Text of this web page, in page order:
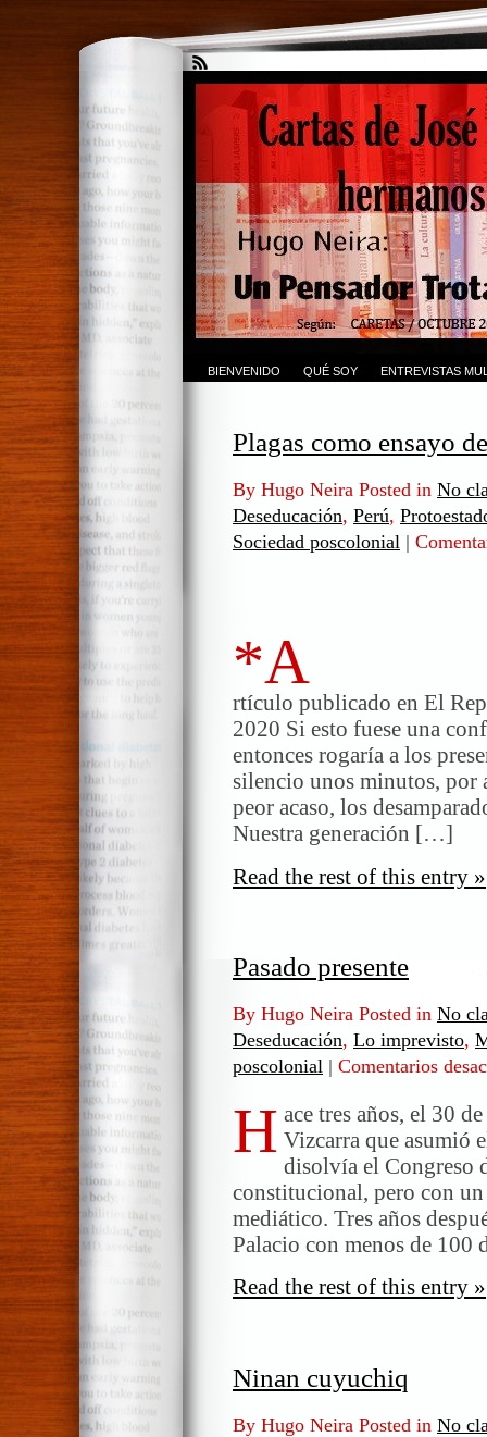
BIENVENIDO QUÉ SOY ENTREVISTAS
Plagas como ensayo
By Hugo Neira Posted in No
Deseducación, Perú,
Sociedad poscolonial |
*A
rtículo publicado en El
2020 Si esto fuese una
entonces rogaría a los
silencio unos minutos, por
peor acaso, los
Nuestra generación […]
Read the rest of this entry »
Pasado presente
By Hugo Neira Posted in No
Deseducación, Lo imprevisto,
poscolonial | Comentarios
H ace tres años, el 30
Vizcarra que asumió
disolvía el Congreso
constitucional, pero con
mediático. Tres años
Palacio con menos de
Read the rest of this entry »
Ninan cuyuchiq
By Hugo Neira Posted in No